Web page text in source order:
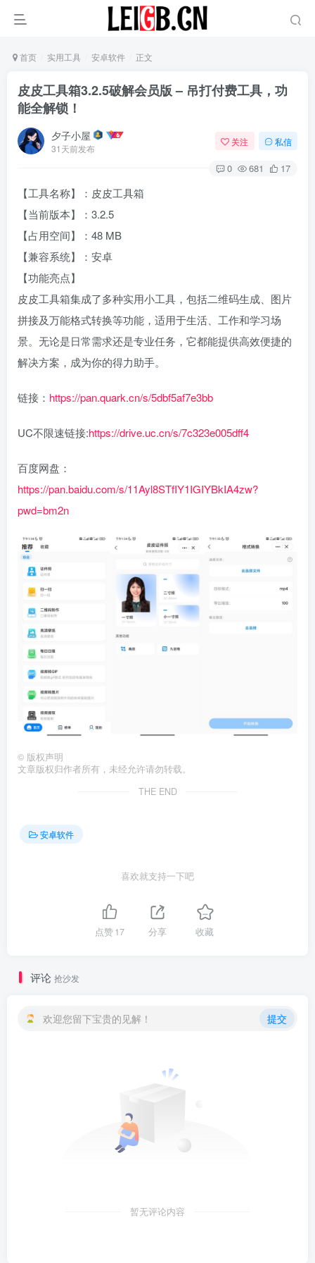
首页 实用工具 安卓软件 正文
‌皮皮工具箱3.2.5破解会员版 – 吊打付费工具，功
能全解锁！‌
夕子小屋
31天前发布
关注 私信
0 681 17
【工具名称】：皮皮工具箱
【当前版本】：3.2.5
【占用空间】：48 MB
【兼容系统】：安卓
【功能亮点】
皮皮工具箱集成了多种实用小工具，包括二维码生成、图片
拼接及万能格式转换等功能，适用于生活、工作和学习场
景。无论是日常需求还是专业任务，它都能提供高效便捷的
解决方案，成为你的得力助手。
链接： https://pan.quark.cn/s/5dbf5af7e3bb
UC不限速链接:https://drive.uc.cn/s/7c323e005dff4
百度网盘：
https://pan.baidu.com/s/11Ayl8STfIY1IGIYBkIA4zw?
pwd=bm2n
© 版权声明
文章版权归作者所有，未经允许请勿转载。
THE END
安卓软件
喜欢就支持一下吧
点赞17 分享 收藏
评论 抢沙发
欢迎您留下宝贵的见解！ 提交
暂无评论内容